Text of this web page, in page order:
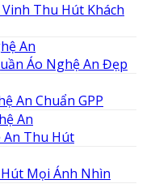
Thu Hút Khách
Áo Nghệ An Đẹp
An Chuẩn GPP
An Thu Hút
Mọi Ánh Nhìn